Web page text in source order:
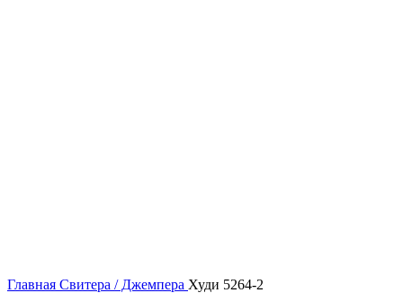
Главная Свитера / Джемпера Худи 5264-2